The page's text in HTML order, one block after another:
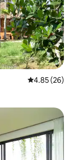
Calificación
4.85 (26)